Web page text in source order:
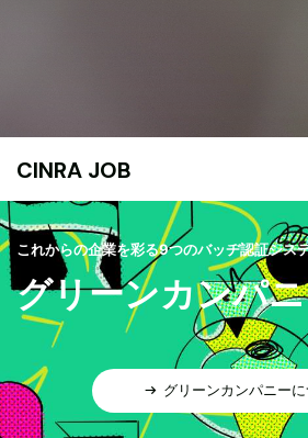
CINRA JOB
これからの企業を彩る9つのバッヂ認証シス
グリーンカンパ
グリーンカンパニー